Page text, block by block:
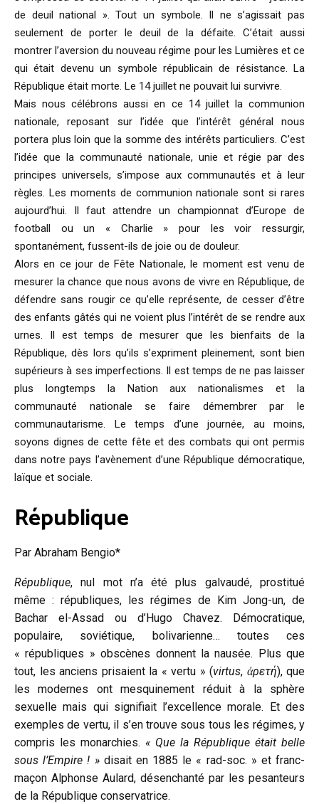
de deuil national ». Tout un symbole. Il ne s’agissait pas
seulement de porter le deuil de la défaite. C’était aussi
montrer l’aversion du nouveau régime pour les Lumières et ce
qui était devenu un symbole républicain de résistance. La
République était morte. Le 14 juillet ne pouvait lui survivre.
Mais nous célébrons aussi en ce 14 juillet la communion
nationale, reposant sur l’idée que l’intérêt général nous
portera plus loin que la somme des intérêts particuliers. C’est
l’idée que la communauté nationale, unie et régie par des
principes universels, s’impose aux communautés et à leur
règles. Les moments de communion nationale sont si rares
aujourd’hui. Il faut attendre un championnat d’Europe de
football ou un « Charlie » pour les voir ressurgir,
spontanément, fussent-ils de joie ou de douleur.
Alors en ce jour de Fête Nationale, le moment est venu de
mesurer la chance que nous avons de vivre en République, de
défendre sans rougir ce qu’elle représente, de cesser d’être
des enfants gâtés qui ne voient plus l’intérêt de se rendre aux
urnes. Il est temps de mesurer que les bienfaits de la
République, dès lors qu’ils s’expriment pleinement, sont bien
supérieurs à ses imperfections. Il est temps de ne pas laisser
plus longtemps la Nation aux nationalismes et la
communauté nationale se faire démembrer par le
communautarisme. Le temps d’une journée, au moins,
soyons dignes de cette fête et des combats qui ont permis
dans notre pays l’avènement d’une République démocratique,
laïque et sociale.
République
Par Abraham Bengio*
République, nul mot n’a été plus galvaudé, prostitué
même : républiques, les régimes de Kim Jong-un, de
Bachar el-Assad ou d’Hugo Chavez. Démocratique,
populaire, soviétique, bolivarienne… toutes ces
« républiques » obscènes donnent la nausée. Plus que
tout, les anciens prisaient la « vertu » (virtus, ἀρετή), que
les modernes ont mesquinement réduit à la sphère
sexuelle mais qui signifiait l’excellence morale. Et des
exemples de vertu, il s’en trouve sous tous les régimes, y
compris les monarchies. « Que la République était belle
sous l’Empire ! »disait en 1885 le « rad-soc. » et franc-
maçon Alphonse Aulard, désenchanté par les pesanteurs
de la République conservatrice.